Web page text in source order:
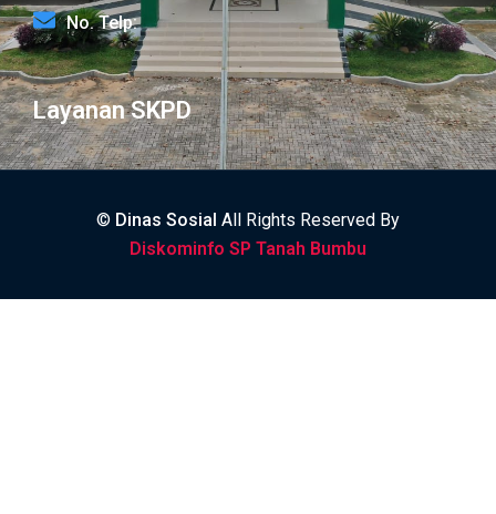
No. Telp:
Layanan SKPD
© Dinas Sosial All Rights Reserved By
Diskominfo SP Tanah Bumbu